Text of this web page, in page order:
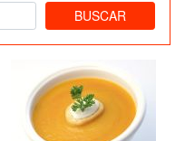
BUSCAR